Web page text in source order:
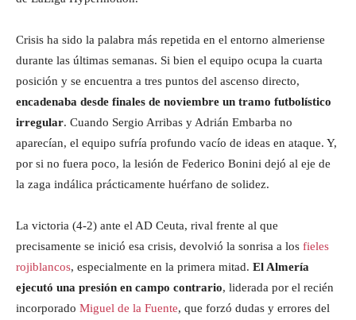
Crisis ha sido la palabra más repetida en el entorno almeriense
durante las últimas semanas. Si bien el equipo ocupa la cuarta
posición y se encuentra a tres puntos del ascenso directo,
encadenaba desde finales de noviembre un tramo futbolístico
irregular. Cuando Sergio Arribas y Adrián Embarba no
aparecían, el equipo sufría profundo vacío de ideas en ataque. Y,
por si no fuera poco, la lesión de Federico Bonini dejó al eje de
la zaga indálica prácticamente huérfano de solidez.
La victoria (4-2) ante el AD Ceuta, rival frente al que
precisamente se inició esa crisis, devolvió la sonrisa a los fieles
rojiblancos, especialmente en la primera mitad. El Almería
ejecutó una presión en campo contrario, liderada por el recién
incorporado Miguel de la Fuente, que forzó dudas y errores del